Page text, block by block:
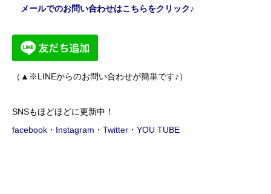
メールでのお問い合わせはこちらをクリック♪
（▲※LINEからのお問い合わせが簡単です♪）
SNSもほどほどに更新中！
facebook ・ Instagram ・ Twitter ・ YOU TUBE